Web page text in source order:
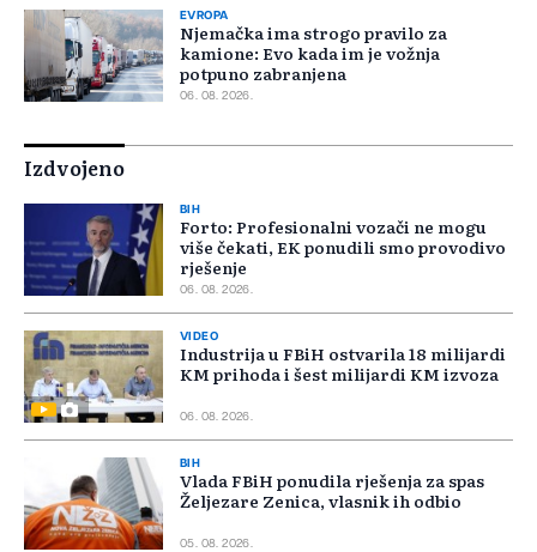
EVROPA
Njemačka ima strogo pravilo za
kamione: Evo kada im je vožnja
potpuno zabranjena
06. 08. 2026.
Izdvojeno
BIH
Forto: Profesionalni vozači ne mogu
više čekati, EK ponudili smo provodivo
rješenje
06. 08. 2026.
VIDEO
Industrija u FBiH ostvarila 18 milijardi
KM prihoda i šest milijardi KM izvoza
06. 08. 2026.
BIH
Vlada FBiH ponudila rješenja za spas
Željezare Zenica, vlasnik ih odbio
05. 08. 2026.